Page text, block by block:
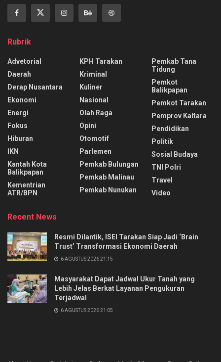
Rubrik
Advetorial
Daerah
Derap Nusantara
Ekonomi
Energi
Fokus
Hiburan
IKN
Kantah Kota
Balikpapan
Kementrian
ATR/BPN
KPH Tarakan
Kriminal
Kuliner
Nasional
Olah Raga
Opini
Otomotif
Parlemen
Pemkab Bulungan
Pemkab Malinau
Pemkab Nunukan
Pemkab Tana
Tidung
Pemkot
Balikpapan
Pemkot Tarakan
Pemprov Kaltara
Pendidikan
Politik
Sosial Budaya
TNI Polri
Travel
Video
Recent News
Resmi Dilantik, ISEI Tarakan Siap Jadi ‘Brain
Trust’ Transformasi Ekonomi Daerah
6 AGUSTUS 2026 21:15
Masyarakat Dapat Jadwal Ukur Tanah yang
Lebih Jelas Berkat Layanan Pengukuran
Terjadwal
6 AGUSTUS 2026 21:05